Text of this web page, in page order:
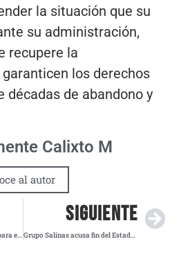
la situación que su
su administración,
recupere la
los derechos
de abandono y
Calixto M
al autor
INE afirma estar preparado para el Proceso Electoral de 2027
SIGUIENTE
Grupo Salinas acusa fin del Estado de Derecho en México y avisa acciones legales internacionales